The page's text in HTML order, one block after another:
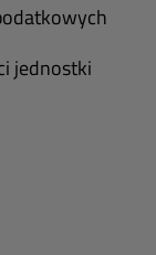
jednostki